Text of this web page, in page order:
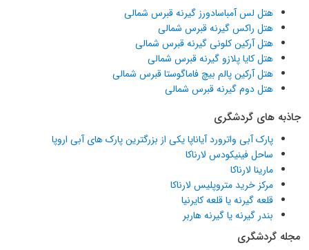
هتل لس آمباسادورز گیرنه قبرس شمالی
هتل راکس گیرنه قبرس شمالی
هتل آرکین کلونی گیرنه قبرس شمالی
هتل کایا پلازو گیرنه قبرس شمالی
هتل آرکین پالم بیچ فاماگوستا قبرس شمالی
هتل دوم گیرنه قبرس شمالی
جاذبه های گردشگری
پارک آبی واترورد آیاناپا یکی از بزرگترین پارک های آبی اروپا
ساحل فینیکودس لارناکا
مارینا لارناکا
مرکز خرید متروپلیس لارناکا
قلعه گیرنه یا قلعه کایرنیا
بندر گیرنه یا گیرنه هاربر
مجله گردشگری